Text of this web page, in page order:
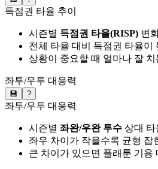
득점권 타율 추이
시즌별 득점권 타율(RISP) 변
전체 타율 대비 득점권 타율이
상황이 중요할 때 얼마나 잘
좌투/우투 대응력
💾 ?
좌투/우투 대응력
시즌별 좌완/우완 투수 상대 타
좌우 차이가 작을수록 균형 잡
큰 차이가 있으면 플래툰 기용